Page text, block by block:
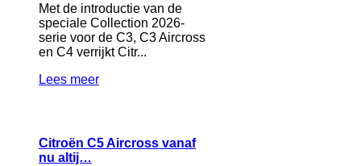
Met de introductie van de
speciale Collection 2026-
serie voor de C3, C3 Aircross
en C4 verrijkt Citr...
Lees meer
Citroën C5 Aircross vanaf
nu altij…